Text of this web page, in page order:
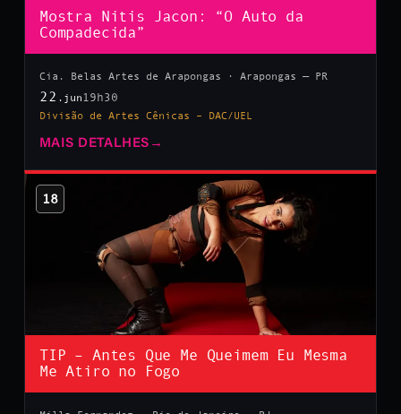
Mostra Nitis Jacon: “O Auto da
Compadecida”
Cia. Belas Artes de Arapongas · Arapongas — PR
22 .jun 19h30
Divisão de Artes Cênicas – DAC/UEL
MAIS DETALHES →
18
TIP – Antes Que Me Queimem Eu Mesma
Me Atiro no Fogo